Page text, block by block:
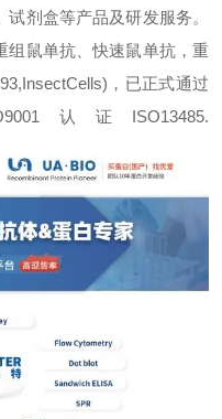
剂盒等产品及研发服务。
组鼠单抗、快速鼠单抗，重
，已正式通过
认证ISO13485.